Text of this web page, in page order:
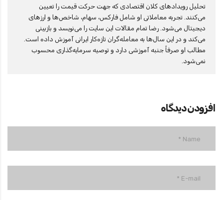
تحلیل رویدادهای کلان اقتصادی که جهت حرکت قیمت را تعیین
می‌کنند. تجربه معاملاتی او شامل فارکس، سهام، شاخص‌ها و ارزهای
دیجیتال می‌شود. رضا تمام مقالات این سایت را می‌نویسد و بازبینی
می‌کند و در این سال‌ها به معامله‌گران تازه‌کار ایرانی آموزش داده است.
مطالب او صرفاً جنبه آموزشی دارد و توصیه سرمایه‌گذاری محسوب
نمی‌شود.
افزودن دیدگاه